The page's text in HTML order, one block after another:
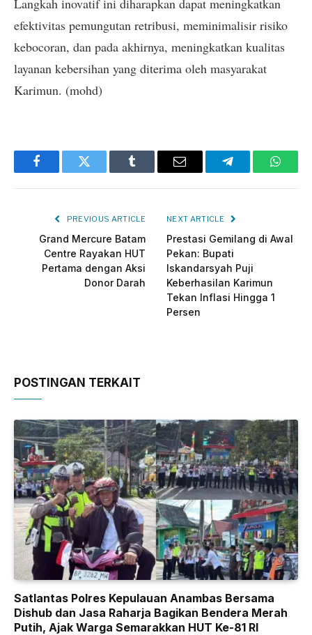
​Langkah inovatif ini diharapkan dapat meningkatkan
efektivitas pemungutan retribusi, meminimalisir risiko
kebocoran, dan pada akhirnya, meningkatkan kualitas
layanan kebersihan yang diterima oleh masyarakat
Karimun. (mohd)
FacebookTwitter Tumblr Email Telegram
PREVIOUS ARTICLE
Grand Mercure Batam
Centre Rayakan HUT
Pertama dengan Aksi
Donor Darah
NEXT ARTICLE
Prestasi Gemilang di Awal
Pekan: Bupati
Iskandarsyah Puji
Keberhasilan Karimun
Tekan Inflasi Hingga 1
Persen
POSTINGAN TERKAIT
Satlantas Polres Kepulauan Anambas Bersama
Dishub dan Jasa Raharja Bagikan Bendera Merah
Putih, Ajak Warga Semarakkan HUT Ke-81 RI